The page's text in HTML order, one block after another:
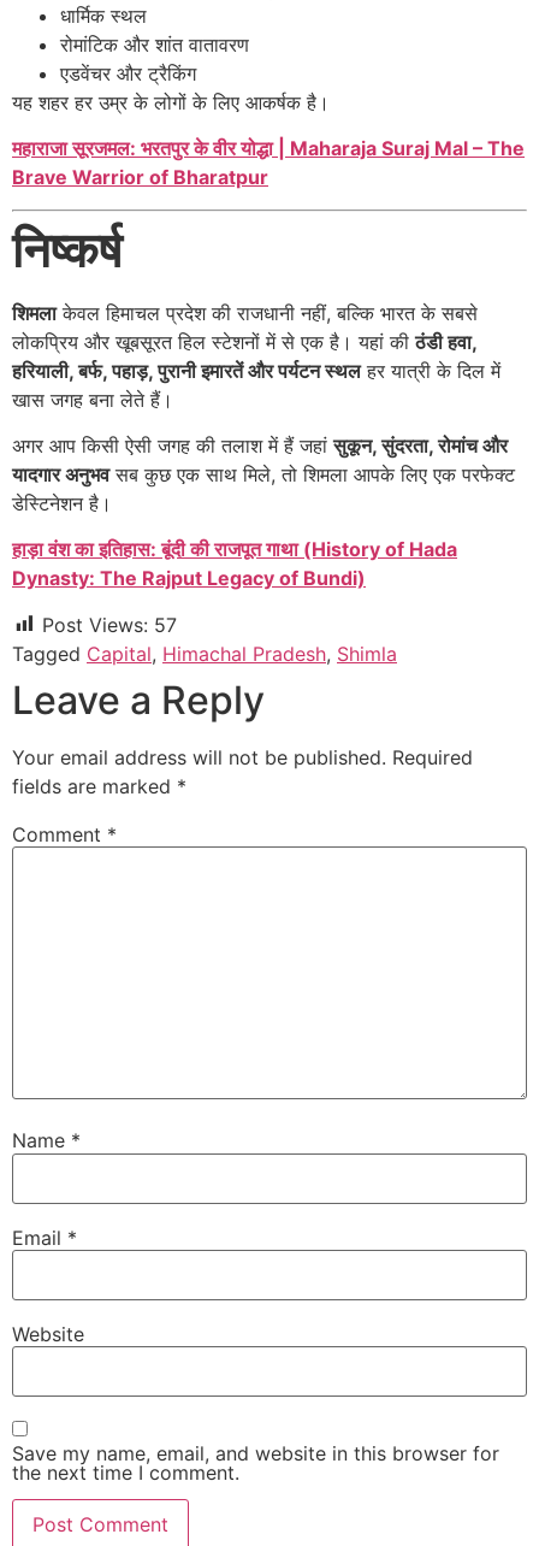
धार्मिक स्थल
रोमांटिक और शांत वातावरण
एडवेंचर और ट्रैकिंग
यह शहर हर उम्र के लोगों के लिए आकर्षक है।
महाराजा सूरजमल: भरतपुर के वीर योद्धा | Maharaja Suraj Mal – The
Brave Warrior of Bharatpur
निष्कर्ष
शिमलाकेवल हिमाचल प्रदेश की राजधानी नहीं, बल्कि भारत के सबसे
लोकप्रिय और खूबसूरत हिल स्टेशनों में से एक है। यहां कीठंडी हवा,
हरियाली, बर्फ, पहाड़, पुरानी इमारतें और पर्यटन स्थलहर यात्री के दिल में
खास जगह बना लेते हैं।
अगर आप किसी ऐसी जगह की तलाश में हैं जहांसुकून, सुंदरता, रोमांच और
यादगार अनुभवसब कुछ एक साथ मिले, तो शिमला आपके लिए एक परफेक्ट
डेस्टिनेशन है।
हाड़ा वंश का इतिहास: बूंदी की राजपूत गाथा (History of Hada
Dynasty: The Rajput Legacy of Bundi)
Post Views: 57
Tagged Capital, Himachal Pradesh, Shimla
Leave a Reply
Your email address will not be published. Required
fields are marked *
Comment *
Name *
Email *
Website
Save my name, email, and website in this browser for
the next time I comment.